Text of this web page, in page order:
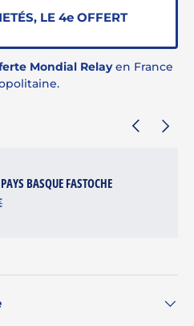
LE 4e OFFERT
Mondial Relayen France
BASQUE FASTOCHE